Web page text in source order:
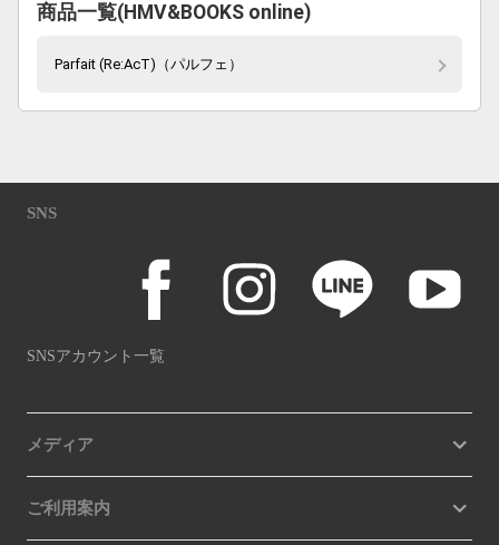
商品一覧(HMV&BOOKS online)
Parfait (Re:AcT)（パルフェ）
SNS
SNSアカウント一覧
メディア
ご利用案内